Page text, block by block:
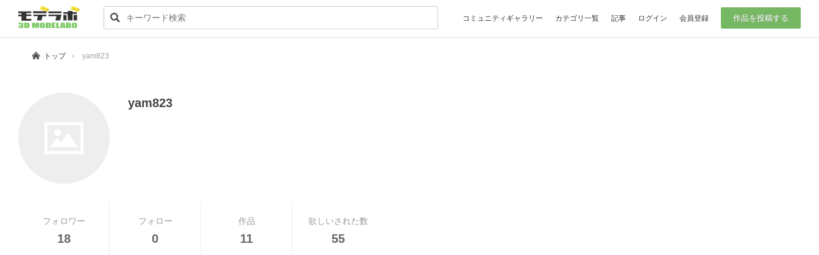
コミュニティギャラリー カテゴリ一覧 記事 ログイン 会員登録 作品を投稿する
トップ yam823
yam823
フォロワー
18
フォロー
0
作品
11
欲しいされた数
55